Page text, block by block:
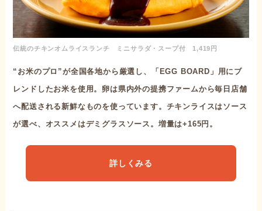
伝統のチキンオムライスランチ ミニサラダ・スープ付 1,419円
“お米のプロ”が全国各地から厳選し、「EGG BOARD」用にブ
レンドしたお米を使用。卵は県内外の提携ファームから毎日店舗
へ配送される新鮮なものを使っています。チキンライスはソース
が選べ、オススメはデミグラスソース。増量は+165円。
詳しくみる